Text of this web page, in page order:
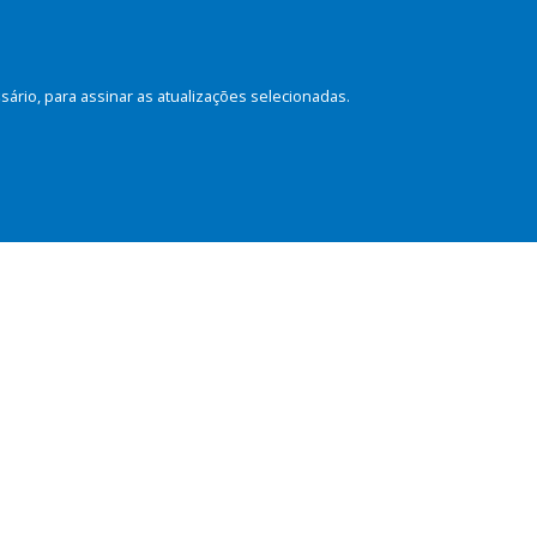
para assinar as atualizações selecionadas.